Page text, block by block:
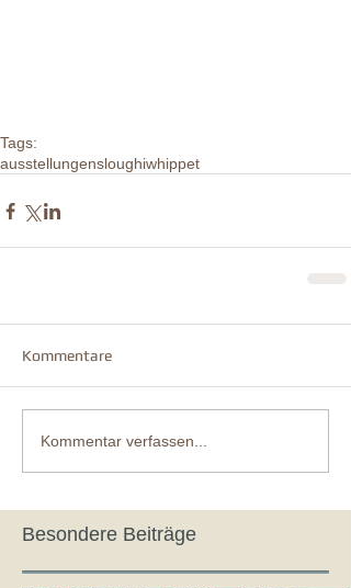
Tags:
ausstellungensloughiwhippet
Kommentare
Kommentar verfassen...
Besondere Beiträge